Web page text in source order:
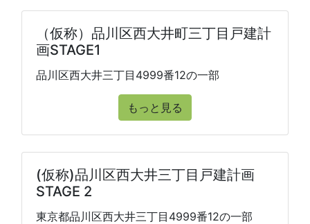
（仮称）品川区西大井町三丁目戸建計
画STAGE1
品川区西大井三丁目4999番12の一部
もっと見る
(仮称)品川区西大井三丁目戸建計画
STAGE 2
東京都品川区西大井三丁目4999番12の一部